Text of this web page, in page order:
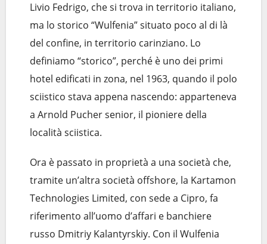
Livio Fedrigo, che si trova in territorio italiano,
ma lo storico “Wulfenia” situato poco al di là
del confine, in territorio carinziano. Lo
definiamo “storico”, perché è uno dei primi
hotel edificati in zona, nel 1963, quando il polo
sciistico stava appena nascendo: apparteneva
a Arnold Pucher senior, il pioniere della
località sciistica.
Ora è passato in proprietà a una società che,
tramite un’altra società offshore, la Kartamon
Technologies Limited, con sede a Cipro, fa
riferimento all’uomo d’affari e banchiere
russo Dmitriy Kalantyrskiy. Con il Wulfenia